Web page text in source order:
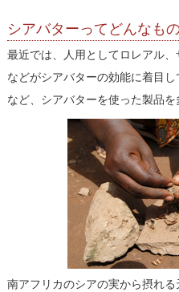
シアバターってどんなも
最近では、人用としてロレアル
などがシアバターの効能に着目
など、シアバターを使った製品を
南アフリカのシアの実から摂れ